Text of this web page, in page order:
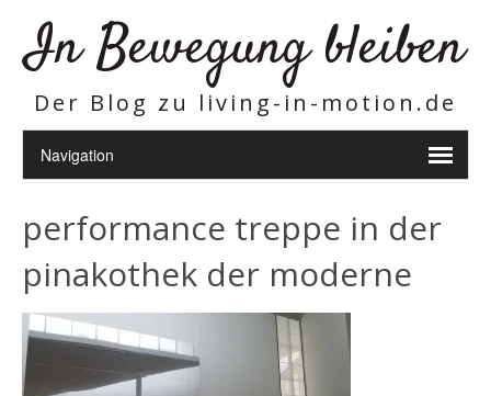
In Bewegung bleiben
Der Blog zu living-in-motion.de
performance treppe in der
pinakothek der moderne